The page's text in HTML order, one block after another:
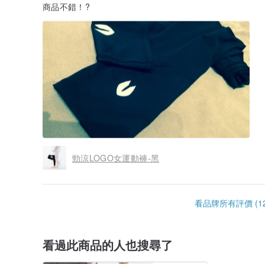
商品不錯！?
勁涼LOGO女運動褲-黑
看品牌所有評價
看過此商品的人也搜尋了